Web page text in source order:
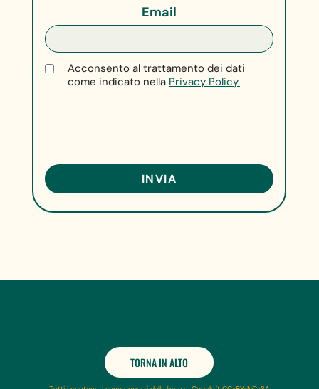
Email
Acconsento al trattamento dei dati
come indicato nella Privacy Policy.
TORNA IN ALTO